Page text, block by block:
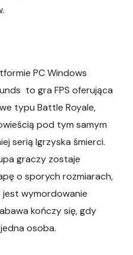
PC Windows
to gra FPS oferująca
typu Battle Royale,
pod tym samym
serią Igrzyska śmierci.
graczy zostaje
o sporych rozmiarach,
jest wymordowanie
kończy się, gdy
osoba.